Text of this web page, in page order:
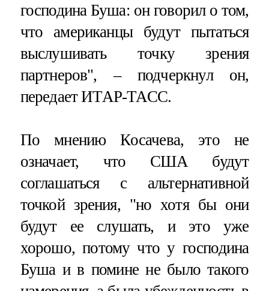
господина Буша: он говорил о том,
что американцы будут пытаться
выслушивать точку зрения
партнеров", – подчеркнул он,
передает ИТАР-ТАСС.
По мнению Косачева, это не
означает, что США будут
соглашаться с альтернативной
точкой зрения, "но хотя бы они
будут ее слушать, и это уже
хорошо, потому что у господина
Буша и в помине не было такого